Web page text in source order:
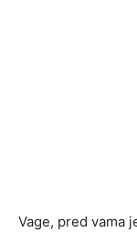
Vage, pred vama